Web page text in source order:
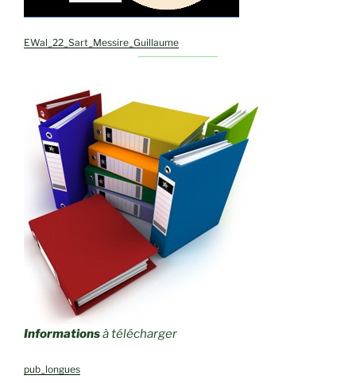
EWal_22_Sart_Messire_Guillaume
Informationsà télécharger
pub_longues